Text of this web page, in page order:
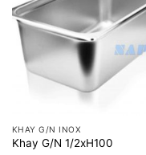
KHAY G/N INOX
Khay G/N 1/2xH100